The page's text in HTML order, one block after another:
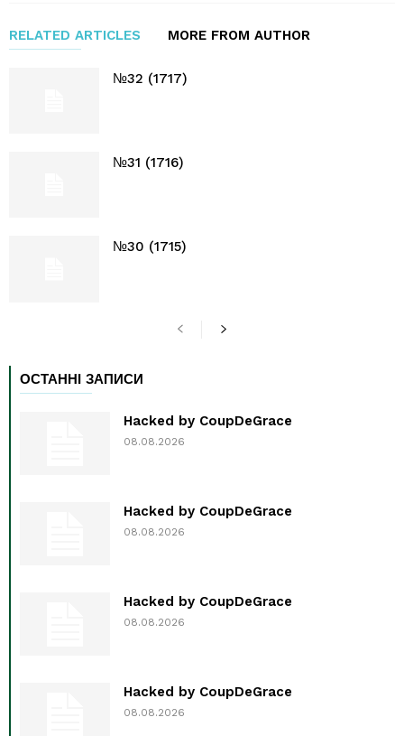
RELATED ARTICLES MORE FROM AUTHOR
№32 (1717)
№31 (1716)
№30 (1715)
ОСТАННІ ЗАПИСИ
Hacked by CoupDeGrace
08.08.2026
Hacked by CoupDeGrace
08.08.2026
Hacked by CoupDeGrace
08.08.2026
Hacked by CoupDeGrace
08.08.2026